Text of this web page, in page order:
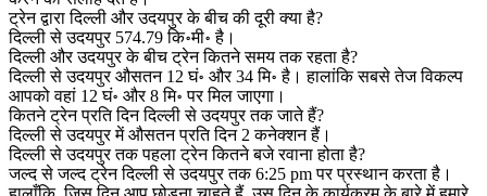
ट्रेन द्वारा दिल्ली और उदयपुर के बीच की दूरी क्या है?
दिल्ली से उदयपुर 574.79 कि॰मी॰ है।
दिल्ली और उदयपुर के बीच ट्रेन कितने समय तक रहता है?
दिल्ली से उदयपुर औसतन 12 घं॰ और 34 मि॰ है। हालांकि सबसे तेज विकल्प
आपको वहां 12 घं॰ और 8 मि॰ पर मिल जाएगा।
कितने ट्रेन प्रति दिन दिल्ली से उदयपुर तक जाते हैं?
दिल्ली से उदयपुर में औसतन प्रति दिन 2 कनेक्शन हैं।
दिल्ली से उदयपुर तक पहला ट्रेन कितने बजे रवाना होता है?
जल्द से जल्द ट्रेन दिल्ली से उदयपुर तक 6:25 pm पर प्रस्थान करता है।